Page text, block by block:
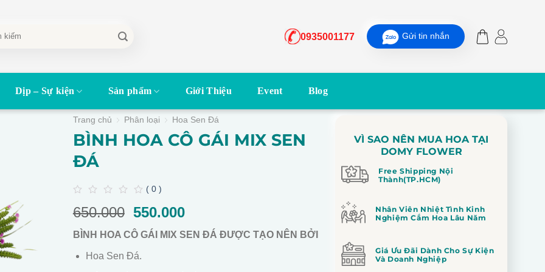
0935001177 Gửi tin nhắn
Dịp – Sự kiện Sản phẩm Giới Thiệu Event Blog
Trang chủ Phân loại Hoa Sen Đá
BÌNH HOA CÔ GÁI MIX SEN
ĐÁ
out
5
( 0 )
650.000 Giá
gốc
là:
650.000.
550.000
hiện
tại
BÌNH HOA CÔ GÁI MIX SEN ĐÁ ĐƯỢC TẠO NÊN BỞI
Hoa Sen Đá.
VÌ SAO NÊN MUA HOA TẠI
DOMY FLOWER
Free Shipping Nội
Thành(TP.HCM)
Nhân Viên Nhiệt Tình Kinh
Nghiệm Cắm Hoa Lâu Năm
Giá Ưu Đãi Dành Cho Sự Kiện
Và Doanh Nghiệp